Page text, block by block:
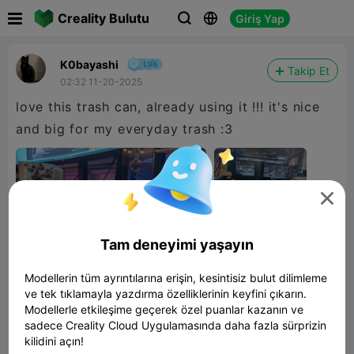
Creality Bulutu   Giriş Yap
K0bayashi
02:32 11-20-2025
Takip Et
love this trash can, already using it !!! it's nice
and big for my everyday trash :3

Tam deneyimi yaşayın
Modellerin tüm ayrıntılarına erişin, kesintisiz bulut dilimleme
ve tek tıklamayla yazdırma özelliklerinin keyfini çıkarın.
Modellerle etkileşime geçerek özel puanlar kazanın ve
sadece Creality Cloud Uygulamasında daha fazla sürprizin
kilidini açın!